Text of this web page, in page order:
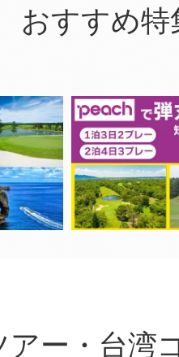
おすすめ特
アー・台湾